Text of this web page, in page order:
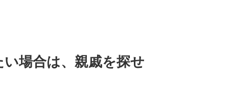
い場合は、親戚を探せ